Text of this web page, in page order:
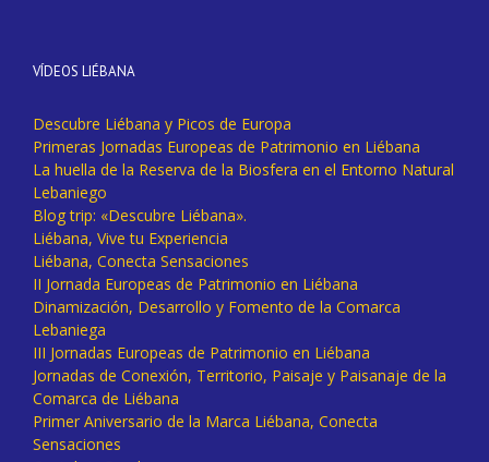
VÍDEOS LIÉBANA
Descubre Liébana y Picos de Europa
Primeras Jornadas Europeas de Patrimonio en Liébana
La huella de la Reserva de la Biosfera en el Entorno Natural
Lebaniego
Blog trip: «Descubre Liébana».
Liébana, Vive tu Experiencia
Liébana, Conecta Sensaciones
II Jornada Europeas de Patrimonio en Liébana
Dinamización, Desarrollo y Fomento de la Comarca
Lebaniega
III Jornadas Europeas de Patrimonio en Liébana
Jornadas de Conexión, Territorio, Paisaje y Paisanaje de la
Comarca de Liébana
Primer Aniversario de la Marca Liébana, Conecta
Sensaciones